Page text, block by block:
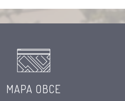
MAPA OBCE